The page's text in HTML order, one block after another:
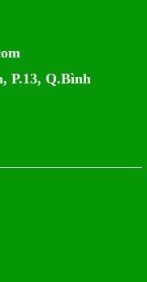
P.13, Q.Bình